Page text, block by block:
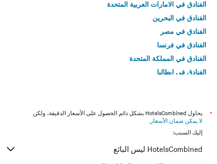
الفنادق في الامارات العربية المتحدة
الفنادق في البحرين
الفنادق في مصر
الفنادق في فرنسا
الفنادق في المملكة المتحدة
الفنادق في إيطاليا
*
يحاول HotelsCombined بشكل دائم الحصول على الأسعار الدقيقة، ولكن
لا يمكن ضمان الأسعار .
إليك السبب:
HotelsCombined ليس البائع